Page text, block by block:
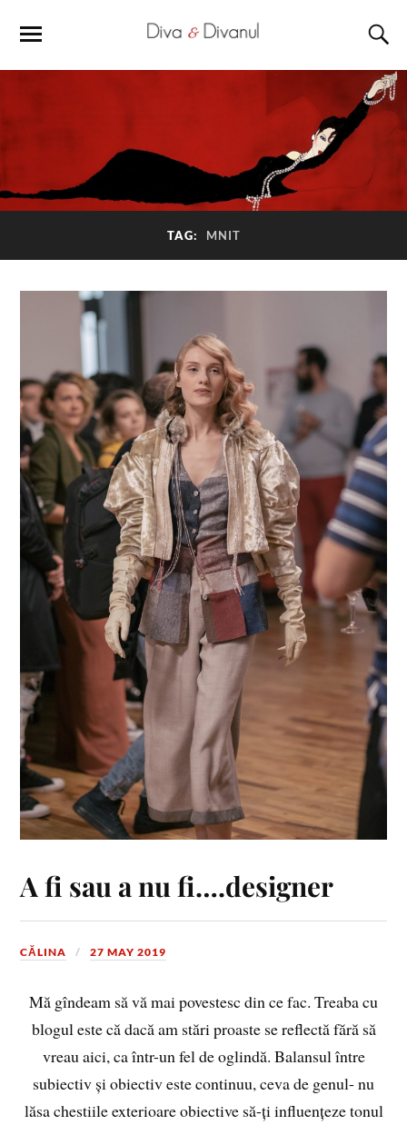
TAG: MNIT
A fi sau a nu fi….designer
CĂLINA 27 MAY 2019
Mă gîndeam să vă mai povestesc din ce fac. Treaba cu
blogul este că dacă am stări proaste se reflectă fără să
vreau aici, ca într-un fel de oglindă. Balansul între
subiectiv și obiectiv este continuu, ceva de genul- nu
lăsa chestiile exterioare obiective să-ți influențeze tonul